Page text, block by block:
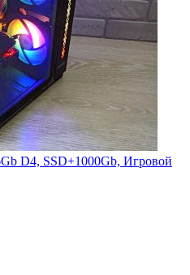
D4, SSD+1000Gb, Игровой